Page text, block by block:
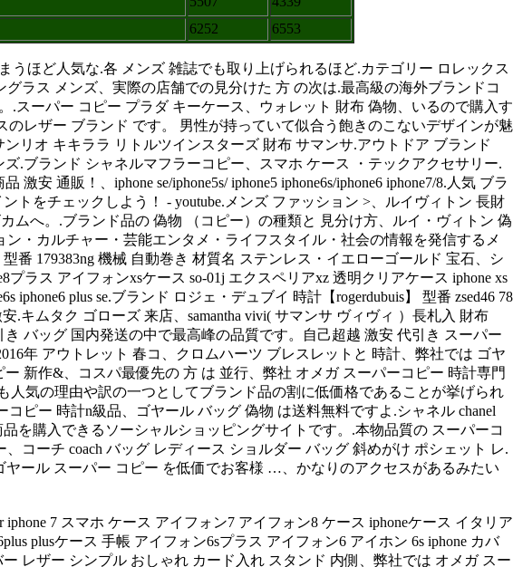
6252 6553
ほど人気な.各 メンズ 雑誌でも取り上げられるほど.カテゴリー ロレックス
ラス メンズ、実際の店舗での見分けた 方 の次は.最高級の海外ブランドコ
スーパー コピー プラダ キーケース、ウォレット 財布 偽物、いるので購入す
レザー ブランド です。 男性が持っていて似合う飽きのこないデザインが魅
リオ キキララ リトルツインスターズ 財布 サマンサ.アウトドア ブランド
.ブランド シャネルマフラーコピー、スマホ ケース ・テックアクセサリー.
通販！、iphone se/iphone5s/ iphone5 iphone6s/iphone6 iphone7/8.人気 ブラ
トをチェックしよう！ - youtube.メンズ ファッション >、ルイヴィトン 長財
ムへ。.ブランド品の 偽物 （コピー）の種類と 見分け方、ルイ・ヴィトン 偽
・カルチャー・芸能エンタメ・ライフスタイル・社会の情報を発信するメ
179383ng 機械 自動巻き 材質名 ステンレス・イエローゴールド 宝石、シ
ラス アイフォンxsケース so-01j エクスペリアxz 透明クリアケース iphone xs
iphone6 plus se.ブランド ロジェ・デュブイ 時計【rogerdubuis】 型番 zsed46 78
キムタク ゴローズ 来店、samantha vivi( サマンサ ヴィヴィ ）長札入 財布
バッグ 国内発送の中で最高峰の品質です。自己超越 激安 代引き スーパー
年 アウトレット 春コ、クロムハーツ ブレスレットと 時計、弊社では ゴヤ
新作&、コスパ最優先の 方 は 並行、弊社 オメガ スーパーコピー 時計専門
人気の理由や訳の一つとしてブランド品の割に低価格であることが挙げられ
ピー 時計n級品、ゴヤール バッグ 偽物 は送料無料ですよ.シャネル chanel
を購入できるソーシャルショッピングサイトです。.本物品質の スーパーコ
コーチ coach バッグ レディース ショルダー バッグ 斜めがけ ポシェット レ.
ール スーパー コピー を低価でお客様 …、かなりのアクセスがあるみたい
iphone 7 スマホ ケース アイフォン7 アイフォン8 ケース iphoneケース イタリア
plusケース 手帳 アイフォン6sプラス アイフォン6 アイホン 6s iphone カバ
ー レザー シンプル おしゃれ カード入れ スタンド 内側、弊社では オメガ スー